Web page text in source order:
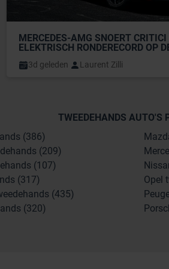
MERCEDES-AMG SNOERT
ELEKTRISCH RONDERECORD OP
3d geleden Laurent Zilli
TWEEDEHANDS AUTO'S
(386)
(209)
(107)
(317)
(435)
(320)
Opel